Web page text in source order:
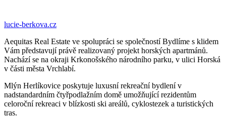
lucie-berkova.cz
Aequitas Real Estate ve spolupráci se společností Bydlíme s klidem
Vám představují právě realizovaný projekt horských apartmánů.
Nachází se na okraji Krkonošského národního parku, v ulici Horská
v části města Vrchlabí.
Mlýn Herlíkovice poskytuje luxusní rekreační bydlení v
nadstandardním čtyřpodlažním domě umožňující rezidentům
celoroční rekreaci v blízkosti ski areálů, cyklostezek a turistických
tras.